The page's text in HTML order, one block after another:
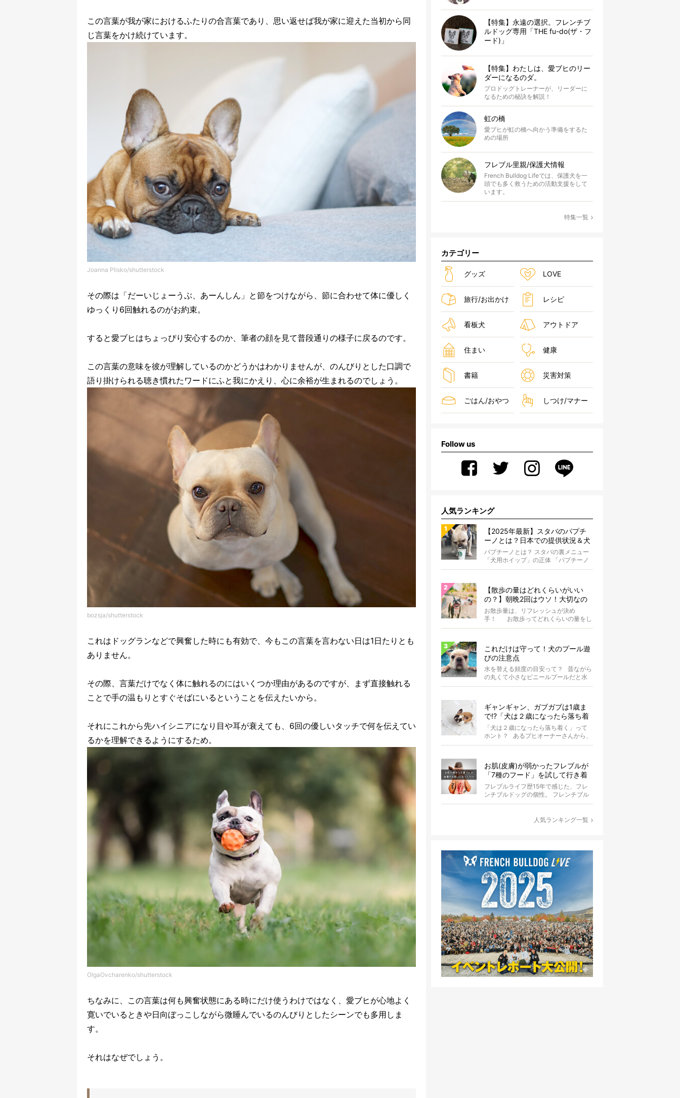
この言葉が我が家におけるふたりの合言葉であり、思い返せば我が家に迎えた当初から同
じ言葉をかけ続けています。
Joanna Plisko/shutterstock
その際は「だーいじょーうぶ、あーんしん」と節をつけながら、節に合わせて体に優しく
ゆっくり6回触れるのがお約束。
すると愛ブヒはちょっぴり安心するのか、筆者の顔を見て普段通りの様子に戻るのです。
この言葉の意味を彼が理解しているのかどうかはわかりませんが、のんびりとした口調で
語り掛けられる聴き慣れたワードにふと我にかえり、心に余裕が生まれるのでしょう。
bozsja/shutterstock
これはドッグランなどで興奮した時にも有効で、今もこの言葉を言わない日は1日たりとも
ありません。
その際、言葉だけでなく体に触れるのにはいくつか理由があるのですが、まず直接触れる
ことで手の温もりとすぐそばにいるということを伝えたいから。
それにこれから先ハイシニアになり目や耳が衰えても、6回の優しいタッチで何を伝えてい
るかを理解できるようにするため。
OlgaOvcharenko/shutterstock
ちなみに、この言葉は何も興奮状態にある時にだけ使うわけではなく、愛ブヒが心地よく
寛いでいるときや日向ぼっこしながら微睡んでいるのんびりとしたシーンでも多用しま
す。
それはなぜでしょう。
【特集】永遠の選択。フレンチブ
ルドッグ専用「THE fu-do(ザ・フ
ード)」
【特集】わたしは、愛ブヒのリー
ダーになるのダ。
プロドッグトレーナーが、リーダーに
なるための秘訣を解説！
虹の橋
愛ブヒが虹の橋へ向かう準備をするた
めの場所
フレブル里親/保護犬情報
French Bulldog Lifeでは、保護犬を一
頭でも多く救うための活動支援をして
います。
特集一覧
カテゴリー
グッズ LOVE
旅行/お出かけ レシピ
看板犬 アウトドア
住まい 健康
書籍 災害対策
ごはん/おやつ しつけ/マナー
Follow us
人気ランキング
【2025年最新】スタバのパプチ
ーノとは？日本での提供状況＆犬
同伴OK店舗一覧も紹介！
パプチーノとは？ スタバの裏メニュー
「犬用ホイップ」の正体 「パプチーノ
（Puppuccino）」とは、紙コッ...
【散歩の量はどれくらいがいい
の？】朝晩2回はウソ！大切なの
は運動量より「リフレッシュ」〜
お散歩にまつわる疑問FAQつき〜
お散歩量は、リフレッシュが決め
手！ お散歩ってどれくらいの量をし
たらいいのか迷いませんか？ よ...
これだけは守って！犬のプール遊
びの注意点
水を替える頻度の目安って？ 昔ながら
の丸くて小さなビニールプールだと水
替えもさほど手間ではないけ...
ギャンギャン、ガブガブは1歳ま
で!?「犬は２歳になったら落ち着
く」という都市伝説は本当？
「犬は２歳になったら落ち着く」って
ホント？ あるブヒオーナーさんから、
こんな質問がありました。...
お肌(皮膚)が弱かったフレブルが
「7種のフード」を試して行き着
いた「病院知らず」の実体験
フレブルライフ歴15年で感じた、フレ
ンチブルドッグの個性。 フレンチブル
ドッグと暮らしはじめて15年になる筆
人気ランキング一覧